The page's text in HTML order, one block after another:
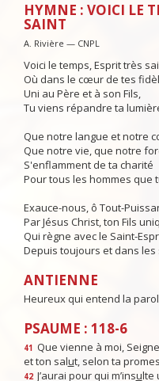
HYMNE : VOICI LE
SAINT
A. Rivière — CNPL
Voici le temps, Esprit très
Où dans le cœur de tes
Uni au Père et à son Fils,
Tu viens répandre ta
Que notre langue et notre
Que notre vie, que notre
S'enflamment de ta charité
Pour tous les hommes que
Exauce-nous, ô Tout-
Par Jésus Christ, ton Fils
Qui règne avec le Saint-
Depuis toujours et dans les
ANTIENNE
Heureux qui entend la
PSAUME : 118-6
41 Que vienne à moi, Seigne
et ton salut, selon ta
42 J’aurai pour qui m’insulte